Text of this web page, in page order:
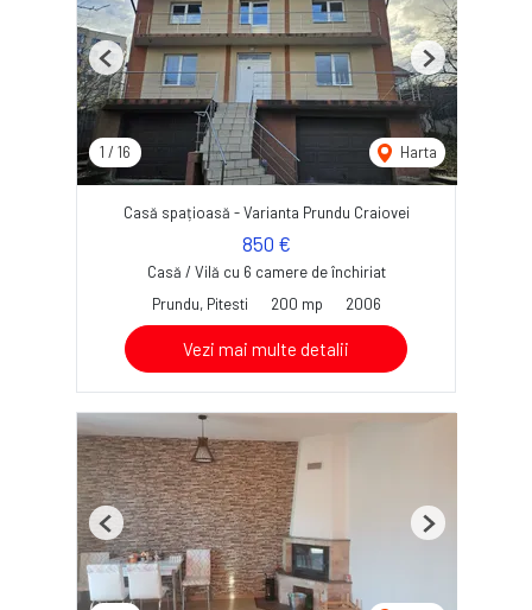
1 / 16 Harta
Previous Next
Casă spațioasă - Varianta Prundu Craiovei
850 €
Casă / Vilă cu 6 camere de închiriat
Prundu, Pitesti
200 mp 2006
Vezi mai multe detalii
Previous Next